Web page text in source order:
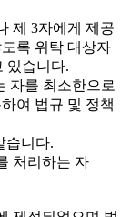
제 3자에게 제공
록 위탁 대상자
있습니다.
자를 최소한으로
여 법규 및 정책
습니다.
처리하는 자